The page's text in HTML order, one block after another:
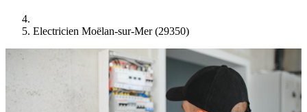
Electricien Moëlan-sur-Mer (29350)